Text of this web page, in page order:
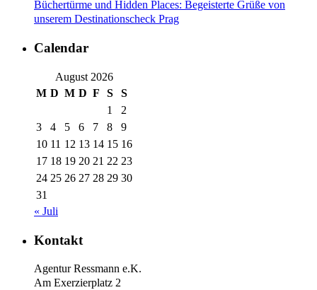
Büchertürme und Hidden Places: Begeisterte Grüße von
unserem Destinationscheck Prag
Calendar
August 2026
M D M D F S
S
1
2
3
4 5 6 7 8
9
10 11 12 13 14 15 16
17 18 19 20 21 22 23
24 25 26 27 28 29 30
31
« Juli
Kontakt
Agentur Ressmann e.K.
Am Exerzierplatz 2